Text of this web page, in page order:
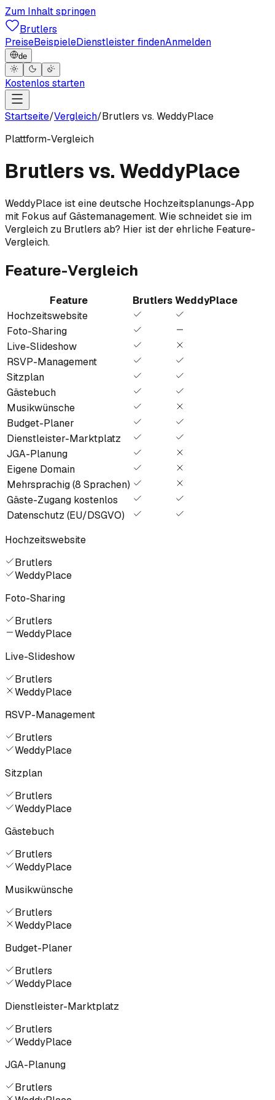
Zum Inhalt springen
Brutlers
PreiseBeispieleDienstleister findenAnmelden
de
Kostenlos starten
Startseite/Vergleich/Brutlers vs.WeddyPlace
Plattform-Vergleich
Brutlers vs. WeddyPlace
WeddyPlace ist eine deutsche Hochzeitsplanungs-App
mit Fokus auf Gästemanagement. Wie schneidet sie im
Vergleich zu Brutlers ab? Hier ist der ehrliche Feature-
Vergleich.
Feature-Vergleich
Feature BrutlersWeddyPlace
Hochzeitswebsite
Foto-Sharing
Live-Slideshow
RSVP-Management
Sitzplan
Gästebuch
Musikwünsche
Budget-Planer
Dienstleister-Marktplatz
JGA-Planung
Eigene Domain
Mehrsprachig (8 Sprachen)
Gäste-Zugang kostenlos
Datenschutz (EU/DSGVO)
Hochzeitswebsite
Brutlers
WeddyPlace
Foto-Sharing
Brutlers
WeddyPlace
Live-Slideshow
Brutlers
WeddyPlace
RSVP-Management
Brutlers
WeddyPlace
Sitzplan
Brutlers
WeddyPlace
Gästebuch
Brutlers
WeddyPlace
Musikwünsche
Brutlers
WeddyPlace
Budget-Planer
Brutlers
WeddyPlace
Dienstleister-Marktplatz
Brutlers
WeddyPlace
JGA-Planung
Brutlers